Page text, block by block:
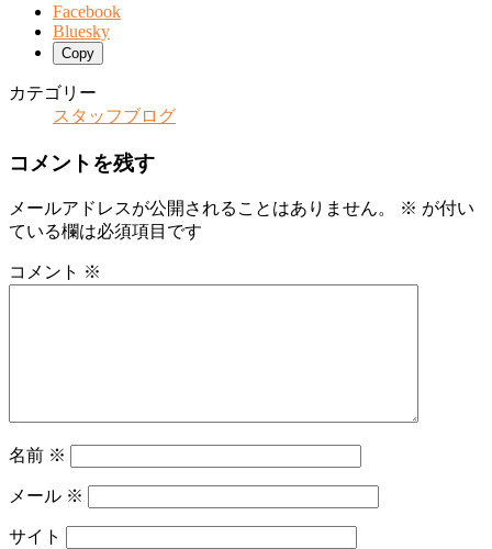
Facebook
Bluesky
Copy
カテゴリー
スタッフブログ
コメントを残す
メールアドレスが公開されることはありません。 ※ が付い
ている欄は必須項目です
コメント ※
名前 ※
メール ※
サイト